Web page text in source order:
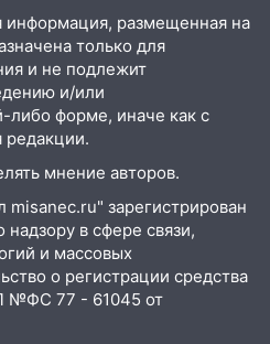
компании
прошлого своего
звезды
областной суд
за махинации на
атлетики из
выступили на
размещенная на
только для
и не подлежит
и/или
либо форме, иначе как с
редакции.
мнение авторов.
зарегистрирован
в сфере связи,
и массовых
о регистрации средства
№ФС 77 - 61045 от